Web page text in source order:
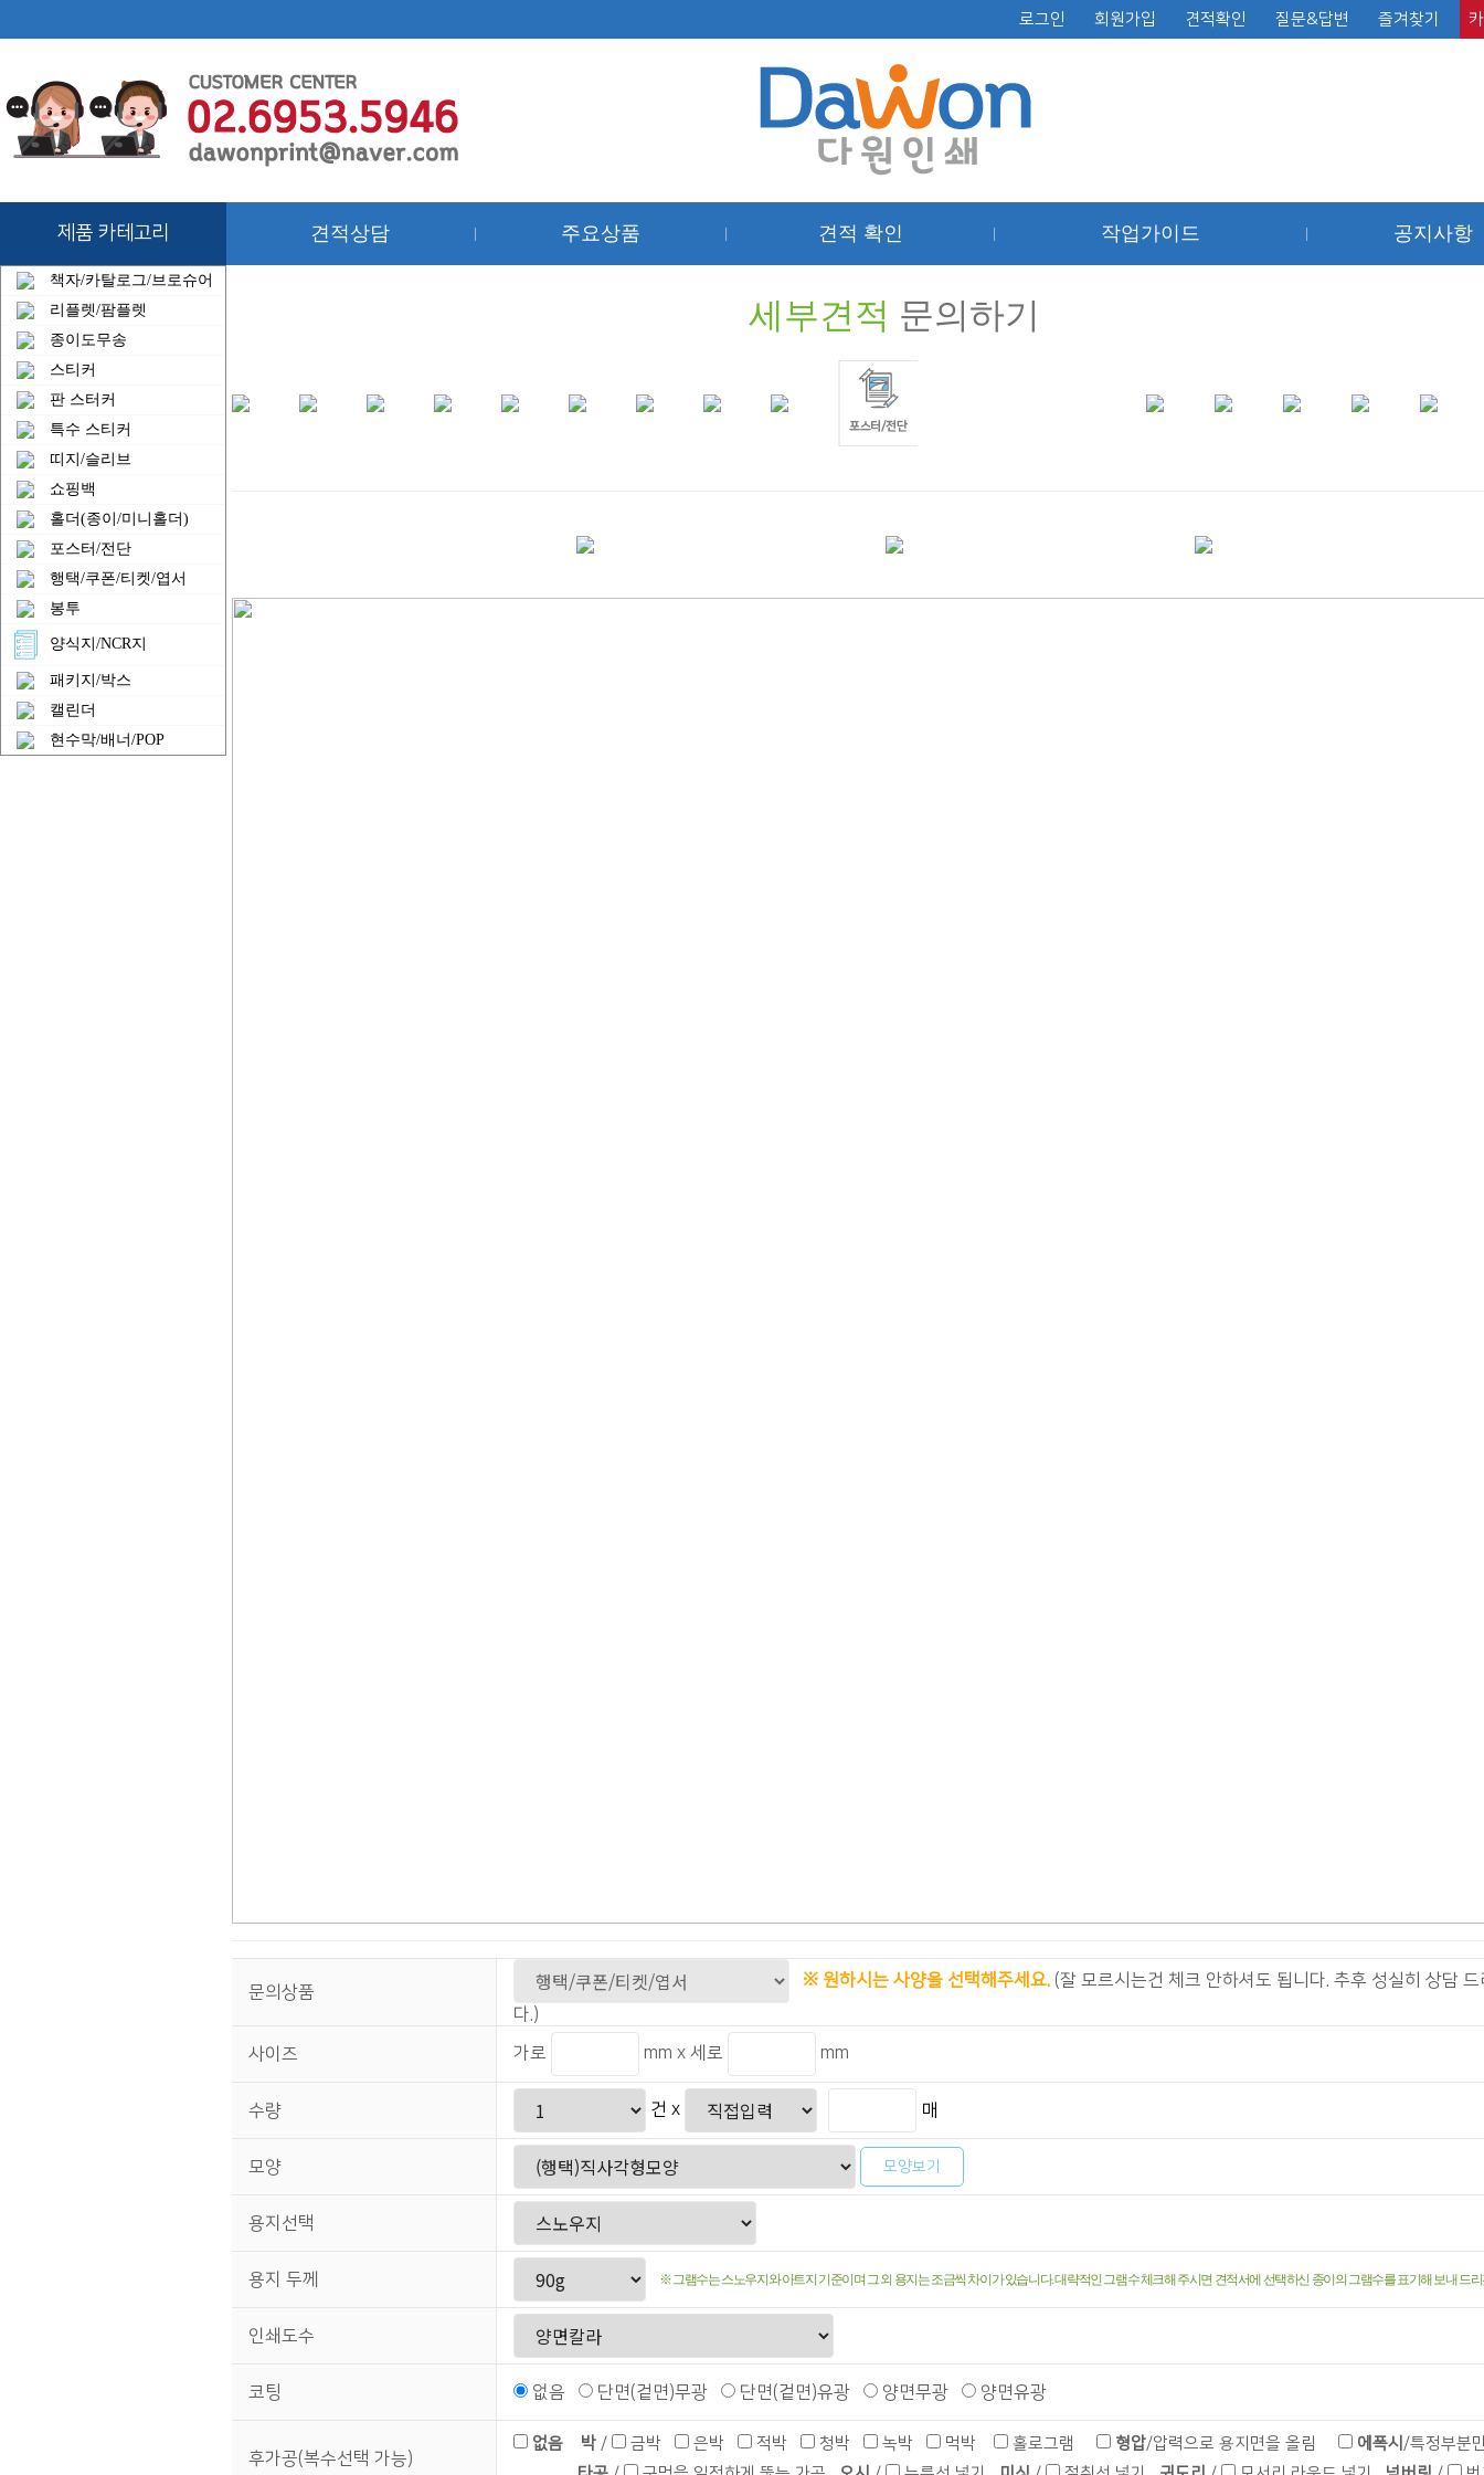
로그인 회원가입 견적확인 질문&답변 즐겨찾기
제품 카테고리 견적상담 주요상품 견적 확인 작업가이드 공지사항
책자/카탈로그/브로슈어
리플렛/팜플렛
종이도무송
스티커
판 스터커
특수 스티커
띠지/슬리브
쇼핑백
홀더(종이/미니홀더)
포스터/전단
행택/쿠폰/티켓/엽서
봉투
양식지/NCR지
패키지/박스
캘린더
현수막/배너/POP
세부견적 문의하기
문의상품
※ 원하시는 사양을 선택해주세요. (잘 모르시는건 체크 안하셔도 됩니다. 추후 성실히 상담
다.)
사이즈
가로 mm x 세로 mm
수량 건 x 매
모양 모양보기
용지선택
용지 두께 ※ 그램수는 스노우지와 아트지 기준이며 그 외 용지는 조금씩 차이가 있습니다. 대략적인 그램수 체크해 주시면 견적서에 선택하신 종이의 그램수를 표기해 보내 드
인쇄도수
코팅 없음 단면(겉면)무광 단면(겉면)유광 양면무광 양면유광
후가공(복수선택 가능)
없음 박 / 금박 은박 적박 청박 녹박 먹박 홀로그램 형압/압력으로 용지면을 올림 에폭시 /특정부분